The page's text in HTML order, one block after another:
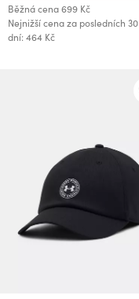
Běžná cena699 Kč
Nejnižší cena za posledních 30
dní: 464 Kč